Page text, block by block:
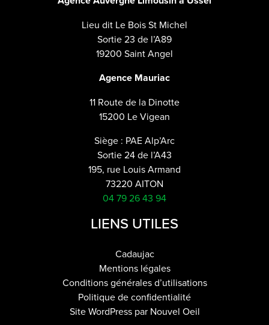
Lieu dit Le Bois St Michel
Sortie 23 de l’A89
19200 Saint Angel
Agence Mauriac
11 Route de la Dinotte
15200 Le Vigean
Siège : PAE Alp’Arc
Sortie 24 de l’A43
195, rue Louis Armand
73220 AITON
04 79 26 43 94
LIENS UTILES
Cadaujac
Mentions légales
Conditions générales d’utilisations
Politique de confidentialité
Site WordPress par Nouvel Oeil